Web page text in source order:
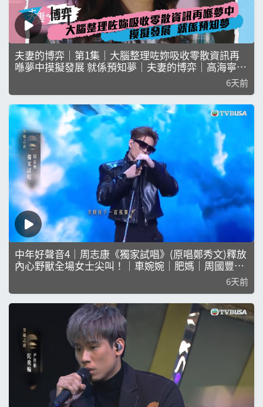
夫妻的博弈｜第1集｜大腦整理咗妳吸收零散資訊再
喺夢中摸擬發展 就係預知夢｜夫妻的博弈｜高海寧｜
馬國明｜張頴康｜郭柏妍｜黃智賢｜陳曉華｜何廣沛
6天前
中年好聲音4｜周志康《獨家試唱》(原唱鄭秀文)釋放
內心野獸全場女士尖叫！｜車婉婉｜肥媽｜周國豐｜
張佳添｜海兒｜林志美｜李思捷｜ 何國鉦｜娛樂｜真
6天前